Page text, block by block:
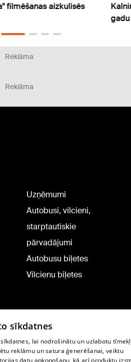
filmēšanas aizkulisēs
Reklāma
Reklāma
Uzņēmumi
Autobusi, vilcieni,
starptautiskie
pārvadājumi
Autobusu biļetes
Vilcienu biļetes
sīkdatnes
lai nodrošinātu un uzlabotu
reklāmu un satura ģenerēšanai, veiktu
datu apkopošanu, kā arī produktu